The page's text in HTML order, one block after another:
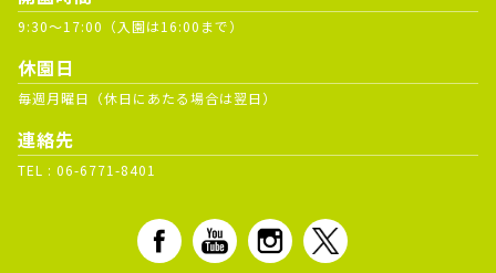
9:30～17:00（入園は16:00まで）
休園日
毎週月曜日（休日にあたる場合は翌日）
連絡先
TEL : 06-6771-8401